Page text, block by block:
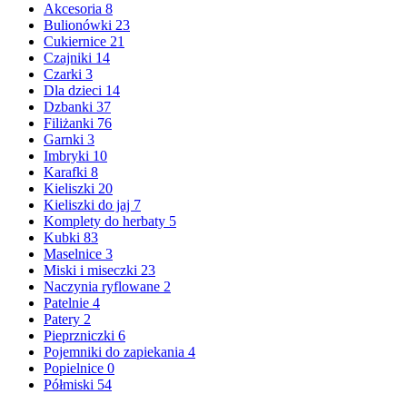
Akcesoria 8
Bulionówki 23
Cukiernice 21
Czajniki 14
Czarki 3
Dla dzieci 14
Dzbanki 37
Filiżanki 76
Garnki 3
Imbryki 10
Karafki 8
Kieliszki 20
Kieliszki do jaj 7
Komplety do herbaty 5
Kubki 83
Maselnice 3
Miski i miseczki 23
Naczynia ryflowane 2
Patelnie 4
Patery 2
Pieprzniczki 6
Pojemniki do zapiekania 4
Popielnice 0
Półmiski 54